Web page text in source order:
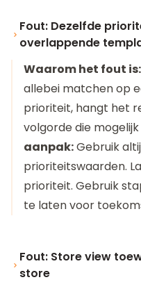
Fout: Dezelfde
overlappende
Waarom het fout is:
allebei matchen op
prioriteit, hangt het
volgorde die
aanpak:Gebruik
prioriteitswaarden.
prioriteit. Gebruik
te laten voor
Fout: Store view
store